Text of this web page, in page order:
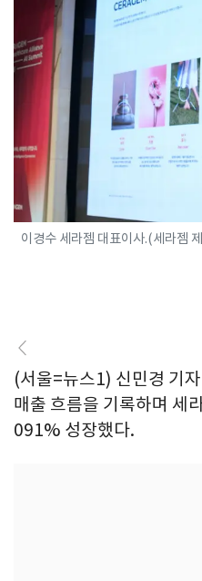
이경수 세라젬 대표이사.(세라젬
(서울=뉴스1) 신민경 기
매출 흐름을 기록하며 세
091% 성장했다.